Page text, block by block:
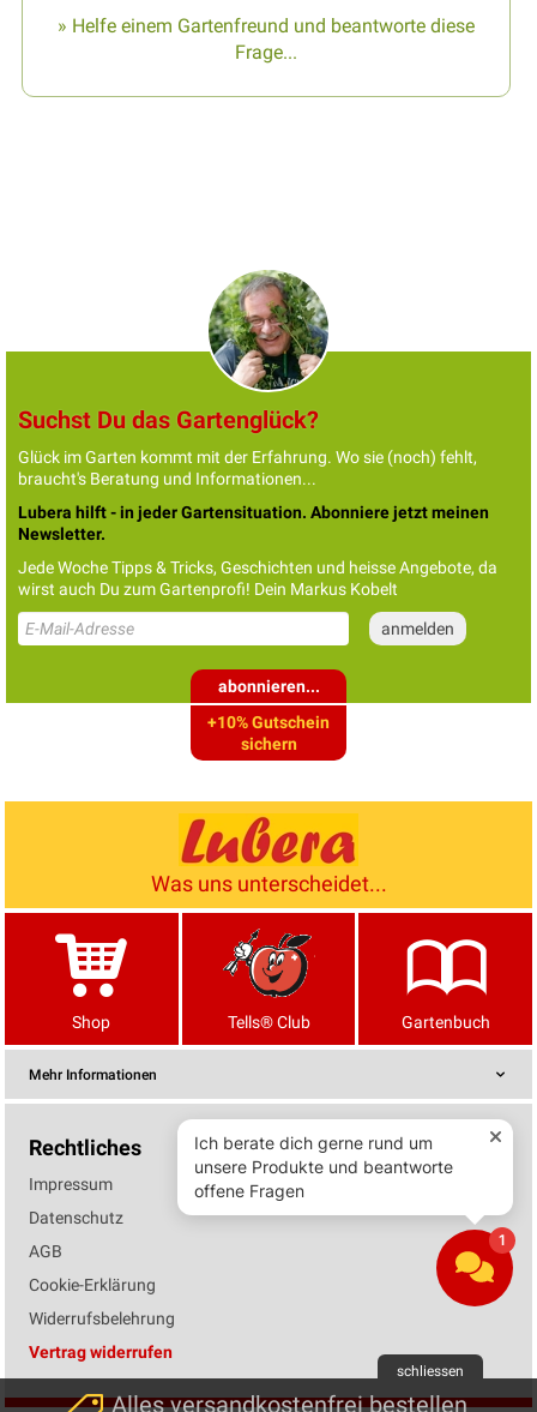
» Helfe einem Gartenfreund und beantworte diese
Frage...
Suchst Du das Gartenglück?
Glück im Garten kommt mit der Erfahrung. Wo sie (noch) fehlt,
braucht's Beratung und Informationen...
Lubera hilft - in jeder Gartensituation. Abonniere jetzt meinen
Newsletter.
Jede Woche Tipps & Tricks, Geschichten und heisse Angebote, da
wirst auch Du zum Gartenprofi! Dein Markus Kobelt
abonnieren...
+10% Gutschein
sichern
Was uns unterscheidet...
Shop Tells® Club Gartenbuch
Mehr Informationen
Rechtliches
Impressum
Datenschutz
AGB
Cookie-Erklärung
Widerrufsbelehrung
Vertrag widerrufen
schliessen
Alles versandkostenfrei bestellen